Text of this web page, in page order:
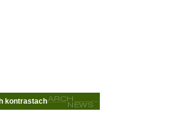
kontrastach